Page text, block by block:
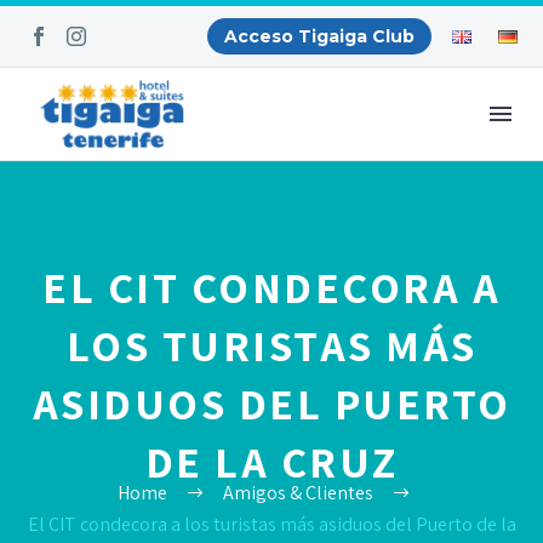
Acceso Tigaiga Club
EL CIT CONDECORA A
LOS TURISTAS MÁS
ASIDUOS DEL PUERTO
DE LA CRUZ
Home
Amigos & Clientes
El CIT condecora a los turistas más asiduos del Puerto de la